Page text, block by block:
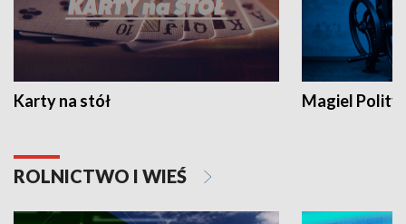
Karty na stół Magiel
ROLNICTWO I WIEŚ